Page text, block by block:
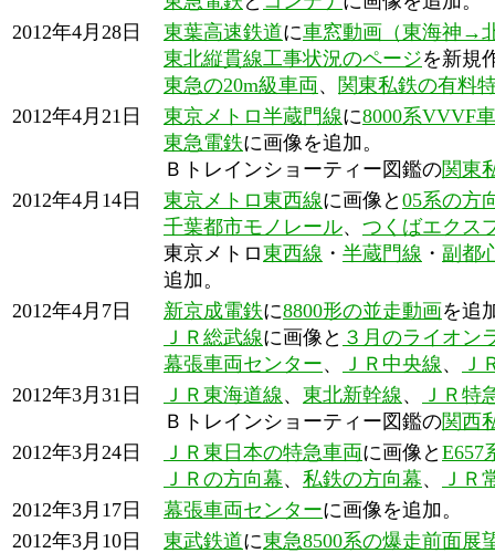
2012年4月28日
東葉高速鉄道に車窓動画（東海神→
東北縦貫線工事状況のページを新規
東急の20m級車両、 関東私鉄の有料
2012年4月21日
東京メトロ半蔵門線に8000系VVVF
東急電鉄に画像を追加。
Ｂトレインショーティー図鑑の関東
2012年4月14日
東京メトロ東西線に画像と 05系の方
千葉都市モノレール、 つくばエクス
東京メトロ東西線 ・ 半蔵門線 ・ 副都
追加。
2012年4月7日
新京成電鉄に8800形の並走動画を追
ＪＲ総武線に画像と ３月のライオン
幕張車両センター、 ＪＲ中央線、
Ｊ
2012年3月31日
ＪＲ東海道線、 東北新幹線、
ＪＲ特
Ｂトレインショーティー図鑑の関西
2012年3月24日
ＪＲ東日本の特急車両に画像と E657
ＪＲの方向幕、 私鉄の方向幕、
ＪＲ
2012年3月17日
幕張車両センターに画像を追加。
2012年3月10日
東武鉄道に東急8500系の爆走前面